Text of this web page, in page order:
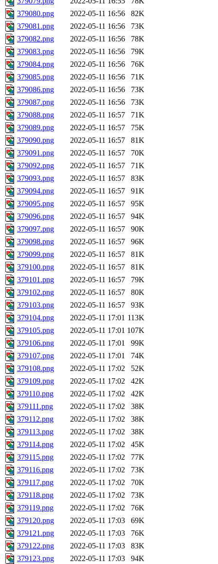
379080.png
2022-05-11 16:56
82K
379081.png
2022-05-11 16:56
73K
379082.png
2022-05-11 16:56
78K
379083.png
2022-05-11 16:56
79K
379084.png
2022-05-11 16:56
76K
379085.png
2022-05-11 16:56
71K
379086.png
2022-05-11 16:56
73K
379087.png
2022-05-11 16:56
73K
379088.png
2022-05-11 16:57
71K
379089.png
2022-05-11 16:57
75K
379090.png
2022-05-11 16:57
81K
379091.png
2022-05-11 16:57
70K
379092.png
2022-05-11 16:57
71K
379093.png
2022-05-11 16:57
83K
379094.png
2022-05-11 16:57
91K
379095.png
2022-05-11 16:57
95K
379096.png
2022-05-11 16:57
94K
379097.png
2022-05-11 16:57
90K
379098.png
2022-05-11 16:57
96K
379099.png
2022-05-11 16:57
81K
379100.png
2022-05-11 16:57
81K
379101.png
2022-05-11 16:57
79K
379102.png
2022-05-11 16:57
80K
379103.png
2022-05-11 16:57
93K
379104.png
2022-05-11 17:01 113K
379105.png
2022-05-11 17:01 107K
379106.png
2022-05-11 17:01
99K
379107.png
2022-05-11 17:01
74K
379108.png
2022-05-11 17:02
52K
379109.png
2022-05-11 17:02
42K
379110.png
2022-05-11 17:02
42K
379111.png
2022-05-11 17:02
38K
379112.png
2022-05-11 17:02
38K
379113.png
2022-05-11 17:02
38K
379114.png
2022-05-11 17:02
45K
379115.png
2022-05-11 17:02
77K
379116.png
2022-05-11 17:02
73K
379117.png
2022-05-11 17:02
70K
379118.png
2022-05-11 17:02
73K
379119.png
2022-05-11 17:02
76K
379120.png
2022-05-11 17:03
69K
379121.png
2022-05-11 17:03
76K
379122.png
2022-05-11 17:03
83K
379123.png
2022-05-11 17:03
94K